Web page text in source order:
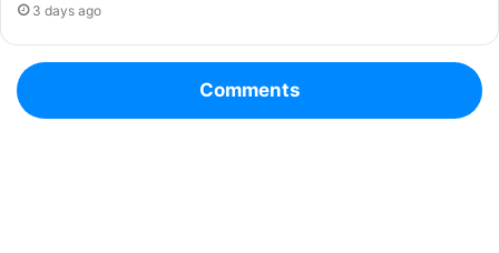
3 days ago
Comments